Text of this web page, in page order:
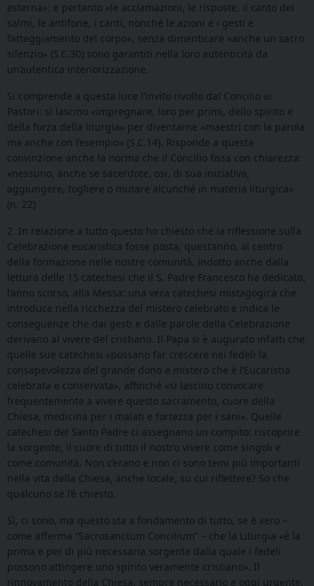
esterna»: e pertanto «le acclamazioni, le risposte, il canto dei
salmi, le antifone, i canti, nonché le azioni e i gesti e
l’atteggiamento del corpo», senza dimenticare «anche un sacro
silenzio» (S.C.30) sono garantiti nella loro autenticità da
un’autentica interiorizzazione.
Si comprende a questa luce l’invito rivolto dal Concilio ai
Pastori: si lascino «impregnare, loro per primi, dello spirito e
della forza della liturgia» per diventarne «maestri con la parola
ma anche con l’esempio» (S.C.14). Risponde a questa
convinzione anche la norma che il Concilio fissa con chiarezza:
«nessuno, anche se sacerdote, osi, di sua iniziativa,
aggiungere, togliere o mutare alcunché in materia liturgica»
(n. 22)
2. In relazione a tutto questo ho chiesto che la riflessione sulla
Celebrazione eucaristica fosse posta, quest’anno, al centro
della formazione nelle nostre comunità, indotto anche dalla
lettura delle 15 catechesi che il S. Padre Francesco ha dedicato,
l’anno scorso, alla Messa: una vera catechesi mistagogica che
introduce nella ricchezza del mistero celebrato e indica le
conseguenze che dai gesti e dalle parole della Celebrazione
derivano al vivere del cristiano. Il Papa si è augurato infatti che
quelle sue catechesi «possano far crescere nei fedeli la
consapevolezza del grande dono e mistero che è l’Eucaristia
celebrata e conservata», affinché «si lascino convocare
frequentemente a vivere questo sacramento, cuore della
Chiesa, medicina per i malati e fortezza per i sani». Quelle
catechesi del Santo Padre ci assegnano un compito: riscoprire
la sorgente, il cuore di tutto il nostro vivere come singoli e
come comunità. Non c’erano e non ci sono temi più importanti
nella vita della Chiesa, anche locale, su cui riflettere? So che
qualcuno se l’è chiesto.
Sì, ci sono, ma questo sta a fondamento di tutto, se è vero –
come afferma “Sacrosanctum Concilium” – che la Liturgia «è la
prima e per di più necessaria sorgente dalla quale i fedeli
possono attingere uno spirito veramente cristiano». Il
rinnovamento della Chiesa, sempre necessario e oggi urgente,